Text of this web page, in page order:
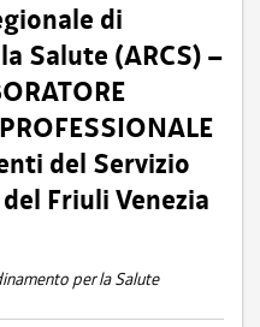
di
Salute (ARCS) –
del Servizio
Friuli Venezia
per la Salute